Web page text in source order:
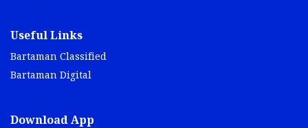
Useful Links
Bartaman Classified
Bartaman Digital
Download App